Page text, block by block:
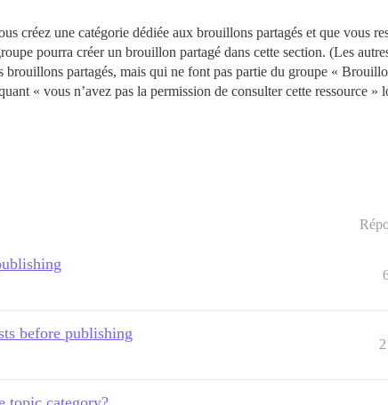
créez une catégorie dédiée aux brouillons partagés et que vous
pourra créer un brouillon partagé dans cette section. (Les
partagés, mais qui ne font pas partie du groupe «
« vous n’avez pas la permission de consulter cette ressource »
before publishing